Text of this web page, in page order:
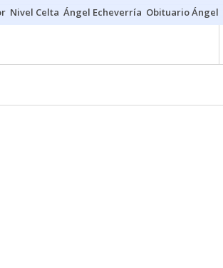
Nivel Celta Ángel Echeverría Obituario Ángel